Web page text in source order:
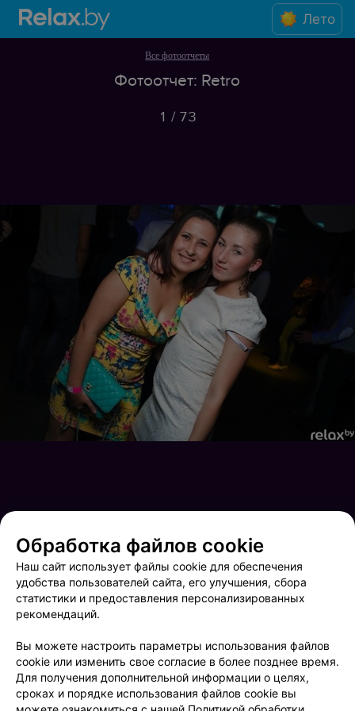
Лето
Все фотоотчеты
Фотоотчет: Retro
1 / 73
Вечеринка в клубе "Next" Вечеринка в клубе "Центр"
Обработка файлов cookie
Наш сайт использует файлы cookie для обеспечения
удобства пользователей сайта, его улучшения, сбора
статистики и предоставления персонализированных
рекомендаций.
Вы можете настроить параметры использования файлов
cookie или изменить свое согласие в более позднее время.
Для получения дополнительной информации о целях,
сроках и порядке использования файлов cookie вы